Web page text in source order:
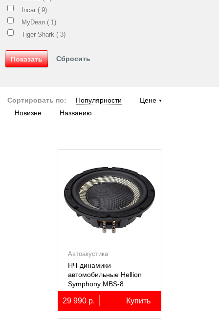
Incar ( 9)
MyDean ( 1)
Tiger Shark ( 3)
Сортировать по: Популярности
Цене
Новизне
Названию
Автоакустика
НЧ-динамики
автомобильные Hellion
Symphony MBS-8
29 990 р. Купить